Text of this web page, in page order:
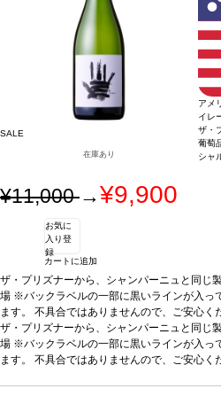
SALE
在庫あり
アメ
イレ
ザ・
葡萄
シャ
¥11,000→¥9,900
お気に
入り登
録
カートに追加
ザ・プリズナーから、シャンパーニュと同じ
場 ※バックラベルの一部に黒いラインが入っておりますが、デザインとなっており
ます。 不具合ではありませんので、ご安心く
で綺麗な泡が立ち上る。トーストココナッツ
ブレッドの美味しい味わいが、口中を満たす
場面で愉しめる一本。 合う料理キャヴィアと
ザ・プリズナーから、シャンパーニュと同じ
場 ※バックラベルの一部に黒いラインが入っておりますが、デザインとなっており
ます。 不具合ではありませんので、ご安心く